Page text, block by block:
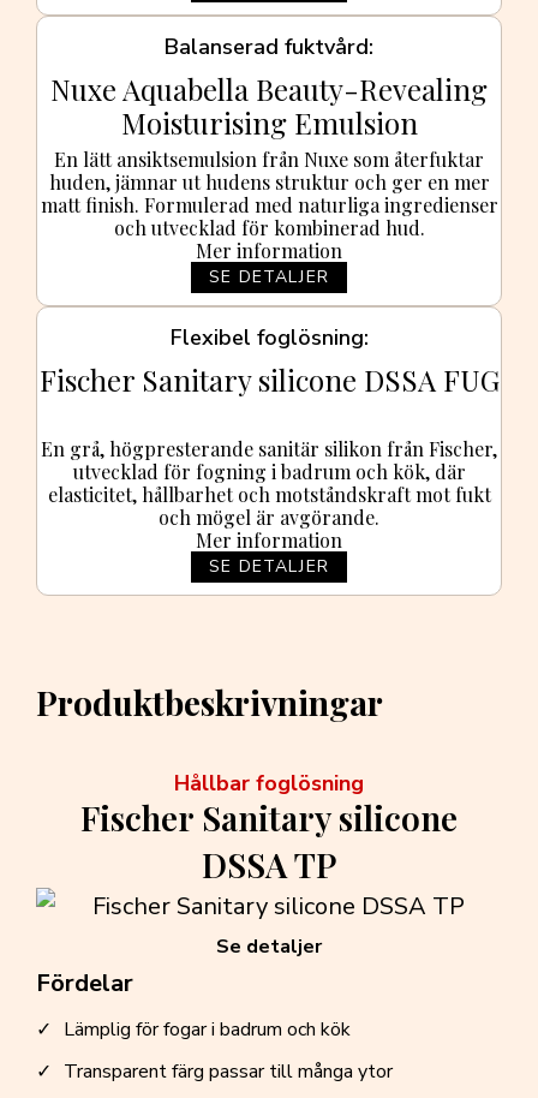
Balanserad fuktvård
Nuxe Aquabella Beauty-Revealing
Moisturising Emulsion
En lätt ansiktsemulsion från Nuxe som återfuktar
huden, jämnar ut hudens struktur och ger en mer
matt finish. Formulerad med naturliga ingredienser
och utvecklad för kombinerad hud.
SE DETALJER
Mer information
Flexibel foglösning
Fischer Sanitary silicone DSSA FUG
En grå, högpresterande sanitär silikon från Fischer,
utvecklad för fogning i badrum och kök, där
elasticitet, hållbarhet och motståndskraft mot fukt
och mögel är avgörande.
SE DETALJER
Mer information
Produktbeskrivningar
Hållbar foglösning
Fischer Sanitary silicone
DSSA TP
Fördelar
Lämplig för fogar i badrum och kök
Transparent färg passar till många ytor
Se detaljer